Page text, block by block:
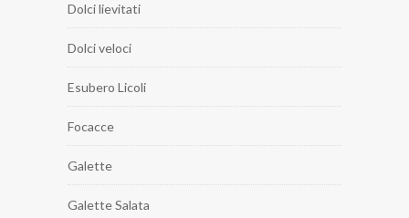
Dolci lievitati
Dolci veloci
Esubero Licoli
Focacce
Galette
Galette Salata